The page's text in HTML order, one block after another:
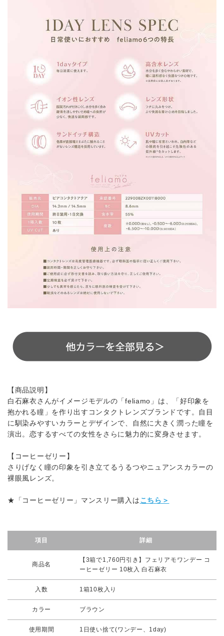
【商品説明】
白石麻衣さんがイメージモデルの「feliamo」は、「好印象を
抱かれる瞳」を作り出すコンタクトレンズブランドです。自目
に馴染みやすいカラーとデザインで、自然に大きく潤った瞳を
演出。恋するすべての女性をさらに魅力的に変身させます。
【コーヒーゼリー】
さりげなく瞳の印象を引き立てるうるつやニュアンスカラーの
裸眼風レンズ。
★「コーヒーゼリー」マンスリー購入はこちら＞
項目 詳細
商品名
【3箱で1,760円引き】フェリアモワンデー コ
ーヒーゼリー 10枚入 白石麻衣
入数 1箱10枚入り
カラー ブラウン
使用期間 1日使い捨て(ワンデー、1day)